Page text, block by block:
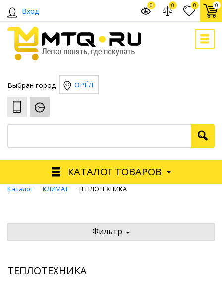
Вход
0 0
0 0
Выбран город ОРЁЛ
КАТАЛОГ ТОВАРОВ
Каталог КЛИМАТ ТЕПЛОТЕХНИКА
Фильтр
ТЕПЛОТЕХНИКА